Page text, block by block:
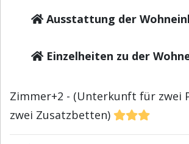
Ausstattung der
Einzelheiten zu der
Zimmer+2 - (Unterkunft für zwei
zwei Zusatzbetten)